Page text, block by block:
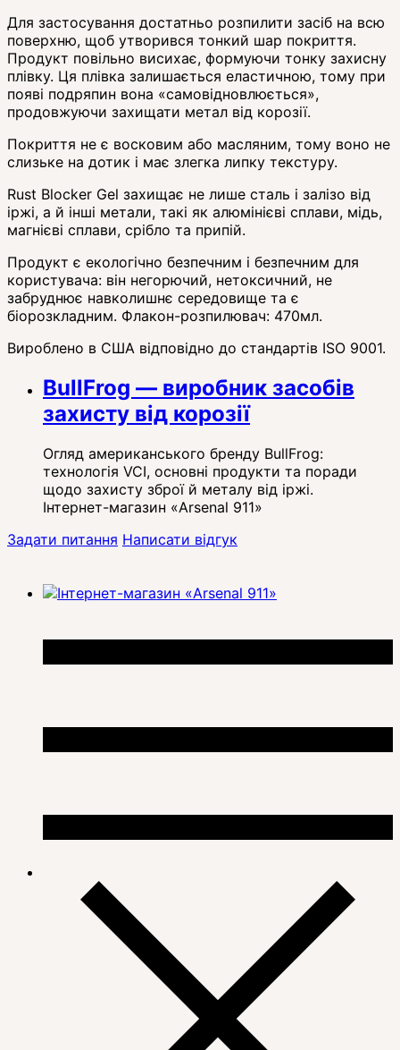
Для застосування достатньо розпилити засіб на всю
поверхню, щоб утворився тонкий шар покриття.
Продукт повільно висихає, формуючи тонку захисну
плівку. Ця плівка залишається еластичною, тому при
появі подряпин вона «самовідновлюється»,
продовжуючи захищати метал від корозії.
Покриття не є восковим або масляним, тому воно не
слизьке на дотик і має злегка липку текстуру.
Rust Blocker Gel захищає не лише сталь і залізо від
іржі, а й інші метали, такі як алюмінієві сплави, мідь,
магнієві сплави, срібло та припій.
Продукт є екологічно безпечним і безпечним для
користувача: він негорючий, нетоксичний, не
забруднює навколишнє середовище та є
біорозкладним. Флакон-розпилювач: 470мл.
Вироблено в США відповідно до стандартів ISO 9001.
BullFrog — виробник засобів
захисту від корозії
Огляд американського бренду BullFrog:
технологія VCI, основні продукти та поради
щодо захисту зброї й металу від іржі.
Інтернет-магазин «Arsenal 911»
Задати питання Написати відгук